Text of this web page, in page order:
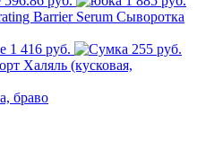
1 416 руб. 255 руб.